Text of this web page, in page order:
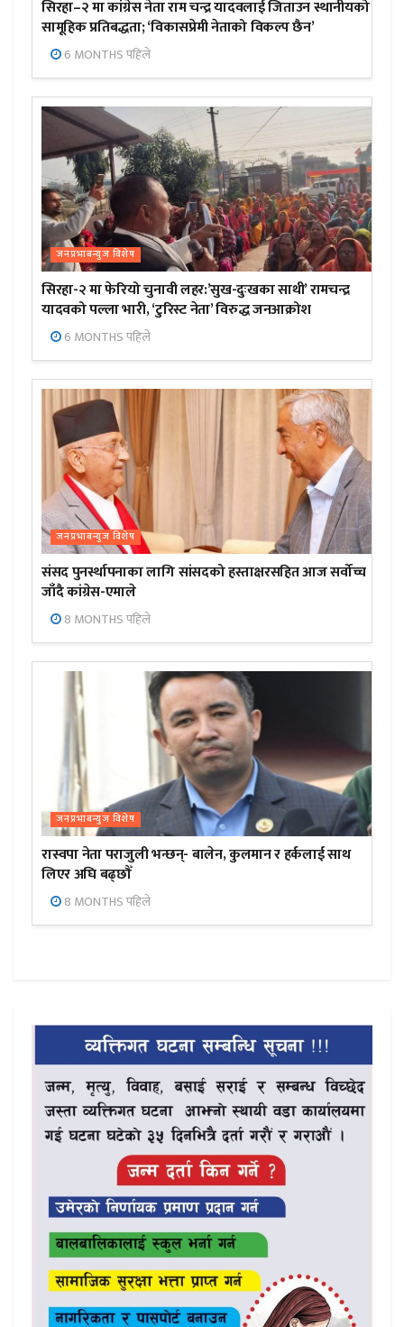
सिरहा–२ मा कांग्रेस नेता राम चन्द्र यादवलाई जिताउन स्थानीयको
सामूहिक प्रतिबद्धता; ‘विकासप्रेमी नेताको विकल्प छैन’
6 MONTHS पहिले
जनप्रभाबन्युज विशेष
सिरहा-२ मा फेरियो चुनावी लहर:’सुख-दुःखका साथी’ रामचन्द्र
यादवको पल्ला भारी, ‘टुरिस्ट नेता’ विरुद्ध जनआक्रोश
6 MONTHS पहिले
जनप्रभाबन्युज विशेष
संसद पुनर्स्थापनाका लागि सांसदको हस्ताक्षरसहित आज सर्वोच्च
जाँदै कांग्रेस-एमाले
8 MONTHS पहिले
जनप्रभाबन्युज विशेष
रास्वपा नेता पराजुली भन्छन्- बालेन, कुलमान र हर्कलाई साथ
लिएर अघि बढ्छौँ
8 MONTHS पहिले